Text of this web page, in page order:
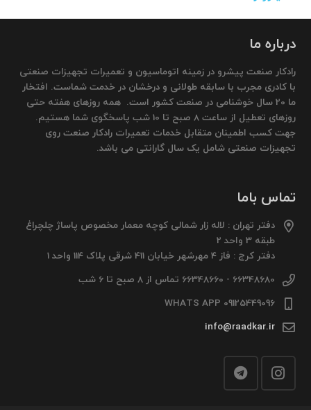
درباره ما
رادکار صنعت پیشرو در زمینه اتوماسیون و تعمیرات تجهیزات صنعتی
با کادری مجرب با سابقه طولانی و درخشان در خدمت شماست. افتخار
ما 20 سال خوشنامی در صنعت کشور است. همه روزهای هفته حتی
روزهای تعطیل از ساعت 8 صبح تا 10 شب پاسخگوی شما هستیم.
جهت کسب اطمینان متقابل خدمات تعمیرات رادکار صنعت روی
تجهیزات صنعتی شامل یک سال گارانتی می باشد.
تماس باما
دفتر تهران : لاله زار شمالی کوچه معمار مخصوص پاساژ چلچراغ
طبقه 3 واحد 2
دفتر کرج : فاز 4 مهرشهر خیابان 411 شرقی پلاک 114 واحد 1
66348680 - 66348660 تماس از 8 صبح تا 6 شب
09125449096 WHATS APP
info@raadkar.ir